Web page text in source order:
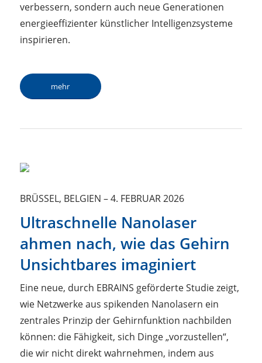
verbessern, sondern auch neue Generationen
energieeffizienter künstlicher Intelligenzsysteme
inspirieren.
mehr
BRÜSSEL, BELGIEN –4. FEBRUAR 2026
Ultraschnelle Nanolaser
ahmen nach, wie das Gehirn
Unsichtbares imaginiert
Eine neue, durch EBRAINS geförderte Studie zeigt,
wie Netzwerke aus spikenden Nanolasern ein
zentrales Prinzip der Gehirnfunktion nachbilden
können: die Fähigkeit, sich Dinge „vorzustellen“,
die wir nicht direkt wahrnehmen, indem aus